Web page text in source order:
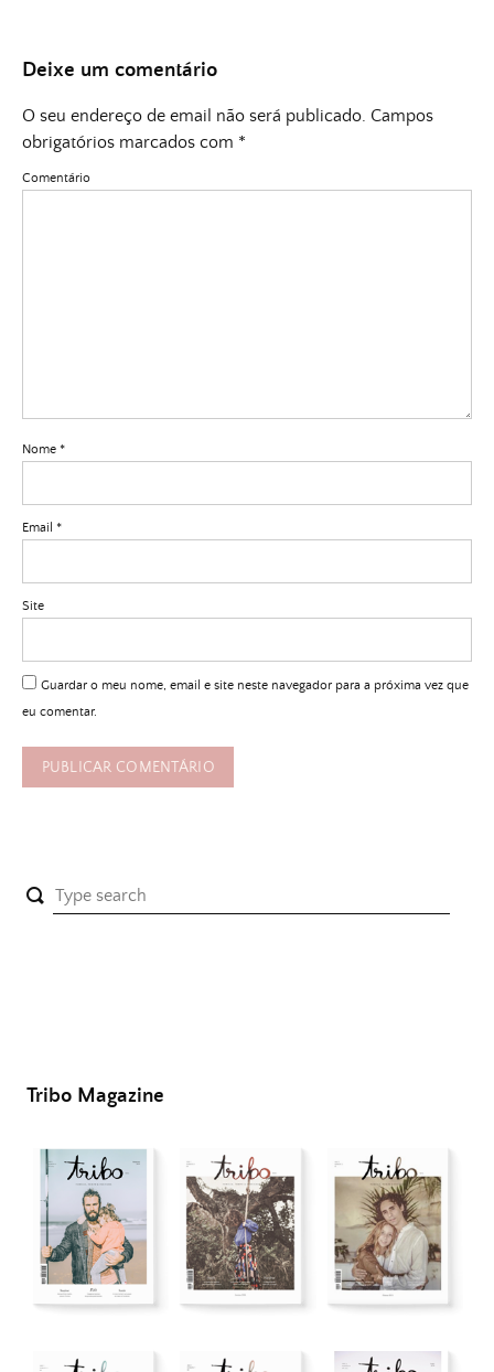
Deixe um comentário
O seu endereço de email não será publicado. Campos
obrigatórios marcados com *
Comentário
Nome *
Email *
Site
Guardar o meu nome, email e site neste navegador para a próxima vez que
eu comentar.
Tribo Magazine